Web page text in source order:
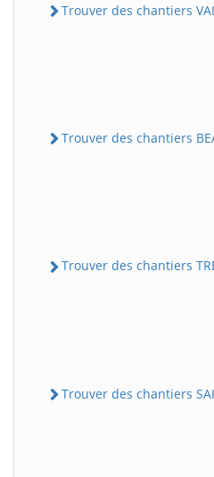
Trouver des chantiers
Trouver des chantiers
Trouver des chantiers
Trouver des chantiers